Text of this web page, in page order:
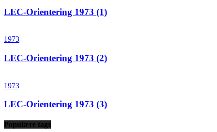
LEC-Orientering 1973 (1)
1973
LEC-Orientering 1973 (2)
1973
LEC-Orientering 1973 (3)
Populære tags